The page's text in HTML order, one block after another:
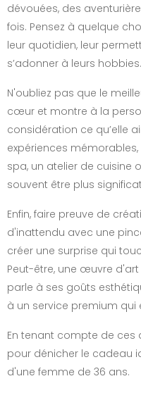
dévouées, des
fois. Pensez à quelque
leur quotidien, leur
s’adonner à leurs hobbies.
N'oubliez pas que le
cœur et montre à la
considération ce qu’elle
expériences
spa, un atelier de cuisine
souvent être plus
Enfin, faire preuve de
d'inattendu avec une
créer une surprise qui
Peut-être, une œuvre
parle à ses goûts
à un service premium qui
En tenant compte de ces
pour dénicher le cadeau
d'une femme de 36 ans.